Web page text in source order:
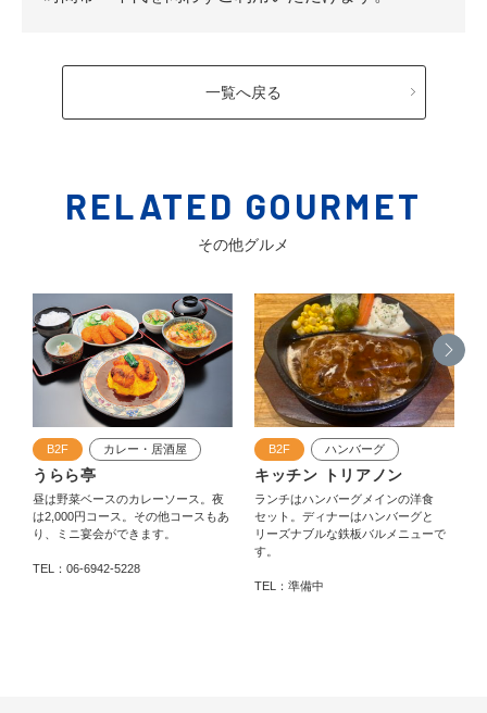
一覧へ戻る
RELATED GOURMET
その他グルメ
B2F カレー・居酒屋
うらら亭
昼は野菜ベースのカレーソース。夜
は2,000円コース。その他コースもあ
り、ミニ宴会ができます。
TEL：06-6942-5228
B2F ハンバーグ
キッチン トリアノン
ランチはハンバーグメインの洋食
セット。ディナーはハンバーグと
リーズナブルな鉄板バルメニューで
す。
TEL：準備中